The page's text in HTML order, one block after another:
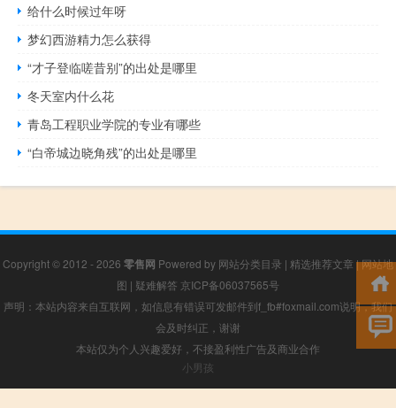
给什么时候过年呀
梦幻西游精力怎么获得
“才子登临嗟昔别”的出处是哪里
冬天室内什么花
青岛工程职业学院的专业有哪些
“白帝城边晓角残”的出处是哪里
Copyright © 2012 - 2026 零售网 Powered by 网站分类目录 | 精选推荐文章 |网站地
图 | 疑难解答 京ICP备06037565号
声明：本站内容来自互联网，如信息有错误可发邮件到f_fb#foxmail.com说明，我们
会及时纠正，谢谢
本站仅为个人兴趣爱好，不接盈利性广告及商业合作
小男孩